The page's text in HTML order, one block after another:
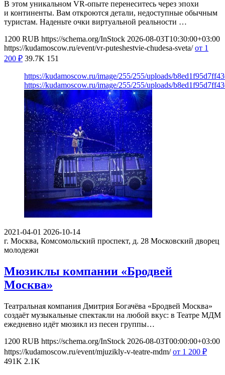
В этом уникальном VR-опыте перенеситесь через эпохи
и континенты. Вам откроются детали, недоступные обычным
туристам. Наденьте очки виртуальной реальности …
1200 RUB https://schema.org/InStock 2026-08-03T10:30:00+03:00
https://kudamoscow.ru/event/vr-puteshestvie-chudesa-sveta/ от 1
200 ₽ 39.7K 151
https://kudamoscow.ru/image/255/255/uploads/
https://kudamoscow.ru/image/255/255/uploads/
2021-04-01 2026-10-14
г. Москва, Комсомольский проспект, д. 28 Московский дворец
молодежи
Мюзиклы компании «Бродвей
Москва»
Театральная компания Дмитрия Богачёва «Бродвей Москва»
создаёт музыкальные спектакли на любой вкус: в Театре МДМ
ежедневно идёт мюзикл из песен группы…
1200 RUB https://schema.org/InStock 2026-08-03T00:00:00+03:00
https://kudamoscow.ru/event/mjuzikly-v-teatre-mdm/ от 1 200 ₽
491K 2.1K